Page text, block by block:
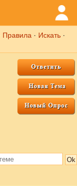
Правила · Искать ·